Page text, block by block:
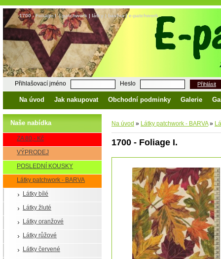
1700 - Foliage I. | patchwork | látky | bavlna | e-patchwork
Přihlašovací jméno Heslo Přihlásit
Na úvod Jak nakupovat Obchodní podminky Galerie
Naše nabídka
ZA 80,- Kč
VÝPRODEJ
POSLEDNÍ KOUSKY
Látky patchwork - BARVA
Látky bílé
Látky žluté
Látky oranžové
Látky růžové
Látky červené
Na úvod » Látky patchwork - BARVA »
1700 - Foliage I.